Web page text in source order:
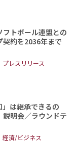
フトボール連盟との
契約を2036年まで
プレスリリース
は継承できるの
明会／ラウンドテ
経済/ビジネス